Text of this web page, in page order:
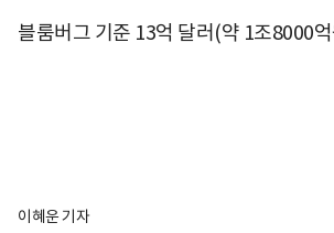
블룸버그 기준 13억 달러(약 1조8000
이혜운 기자